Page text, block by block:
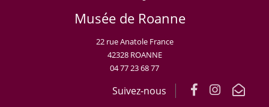
Musée de Roanne
22 rue Anatole France
42328 ROANNE
04 77 23 68 77
Suivez-nous